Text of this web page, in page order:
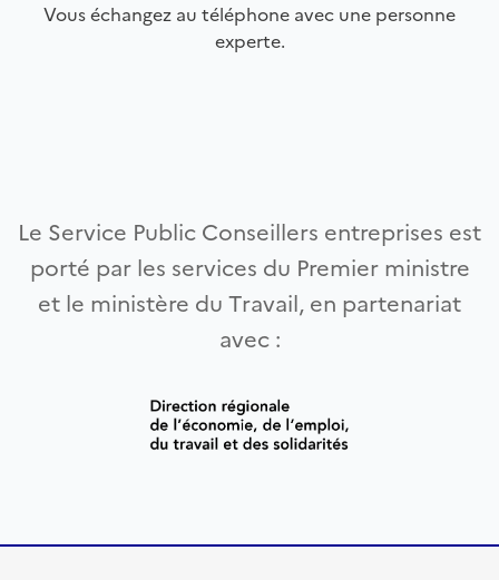
Vous échangez au téléphone avec une personne
experte.
Le Service Public Conseillers entreprises est
porté par les services du Premier ministre
et le ministère du Travail, en partenariat
avec :